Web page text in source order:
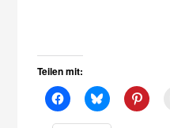
Teilen mit: